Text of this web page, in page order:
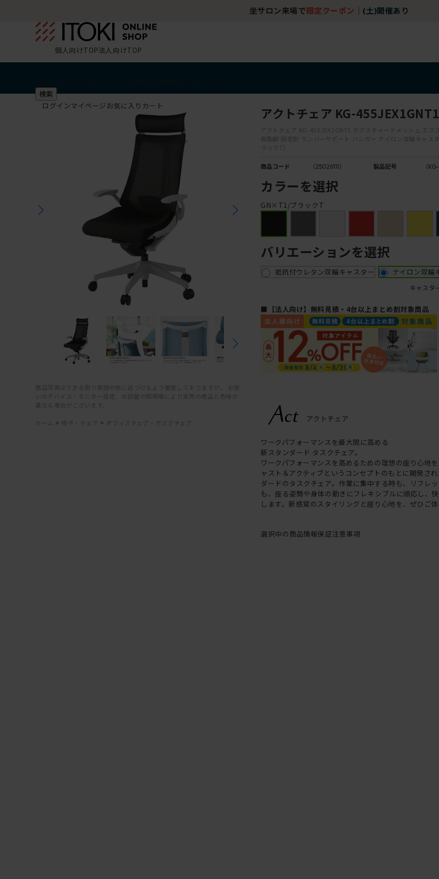
坐サロン来場で 限定クーポン (土)開催あり
個人向けTOP法人向けTOP
検索
ログインマイページ お気に入り カート
商品写真はできる限り実物の色に近づけるよう徹底しておりますが、 お使
いのデバイス・モニター設定、お部屋の照明等により実際の商品と色味が
異なる場合がございます。
ホーム > 椅子・チェア > オフィスチェア・デスクチェア
アクトチェア KG-455JEX1GNT1
アクトチェア KG-455JEX1GNT1 テクスチャードメッシュ エク
樹脂脚 固定肘 ランバーサポート ハンガー ナイロン双輪キャス
ラックT］
商品コード （25026111） 製品記号 （
カラーを選択
GN×T1/ブラックT
バリエーションを選択
抵抗付ウレタン双輪キャスター ナイロン双輪
キャスタ
■【法人向け】無料見積・4台以上まとめ割対象商品
ワークパフォーマンスを最大限に高める
新スタンダード タスクチェア。
ワークパフォーマンスを高めるための理想の座り心地
ャスト＆アクティブというコンセプトのもとに開発さ
ダードのタスクチェア。作業に集中する時も、リフレ
も、座る姿勢や身体の動きにフレキシブルに順応し、
します。新感覚のスタイリングと座り心地を、ぜひご体
選択中の商品情報保証注意事項